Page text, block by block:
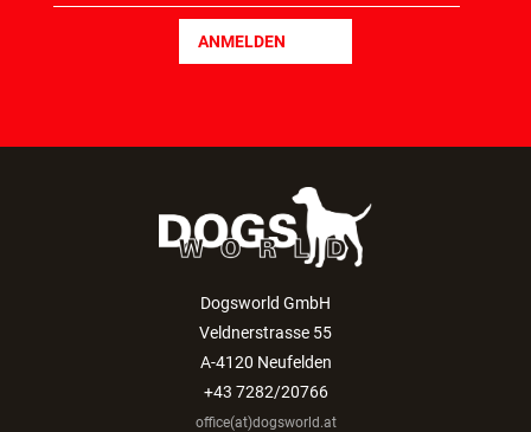
ANMELDEN
Dogsworld GmbH
Veldnerstrasse 55
A-4120 Neufelden
+43 7282/20766
office(at)dogsworld.at